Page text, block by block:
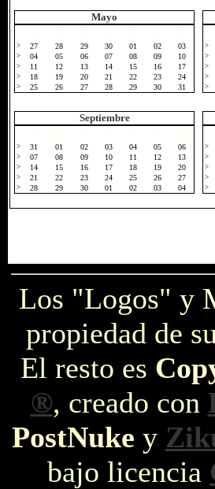
Mayo
M X J V S D
> 27 28 29 30 01 02 03
> 04 05 06 07 08 09 10
> 11 12 13 14 15 16 17
> 18 19 20 21 22 23 24
> 25 26 27 28 29 30 31
>
>
>
>
>
Septiembre
M X J V S D
> 31 01 02 03 04 05 06
> 07 08 09 10 11 12 13
> 14 15 16 17 18 19 20
> 21 22 23 24 25 26 27
> 28 29 30 01 02 03 04
>
>
>
>
>
Los "Logos" y
propiedad de
El resto es
®, creado con
PostNuke y
bajo licencia